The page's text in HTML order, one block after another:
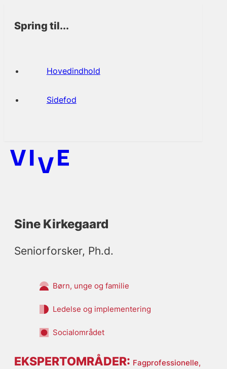
Spring til...
Hovedindhold
Sidefod
Sine Kirkegaard
Seniorforsker, Ph.d.
Børn, unge og familie
Ledelse og implementering
Socialområdet
EKSPERTOMRÅDER: Fagprofessionelle,